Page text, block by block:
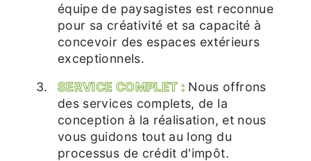
équipe de paysagistes est reconnue
pour sa créativité et sa capacité à
concevoir des espaces extérieurs
exceptionnels.
SERVICE COMPLET :Nous offrons
des services complets, de la
conception à la réalisation, et nous
vous guidons tout au long du
processus de crédit d'impôt.